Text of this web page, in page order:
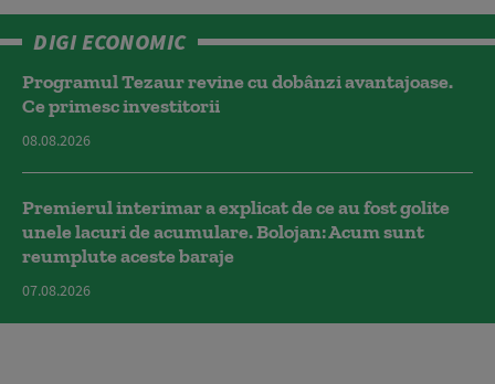
DIGI ECONOMIC
Programul Tezaur revine cu dobânzi avantajoase.
Ce primesc investitorii
08.08.2026
Premierul interimar a explicat de ce au fost golite
unele lacuri de acumulare. Bolojan: Acum sunt
reumplute aceste baraje
07.08.2026